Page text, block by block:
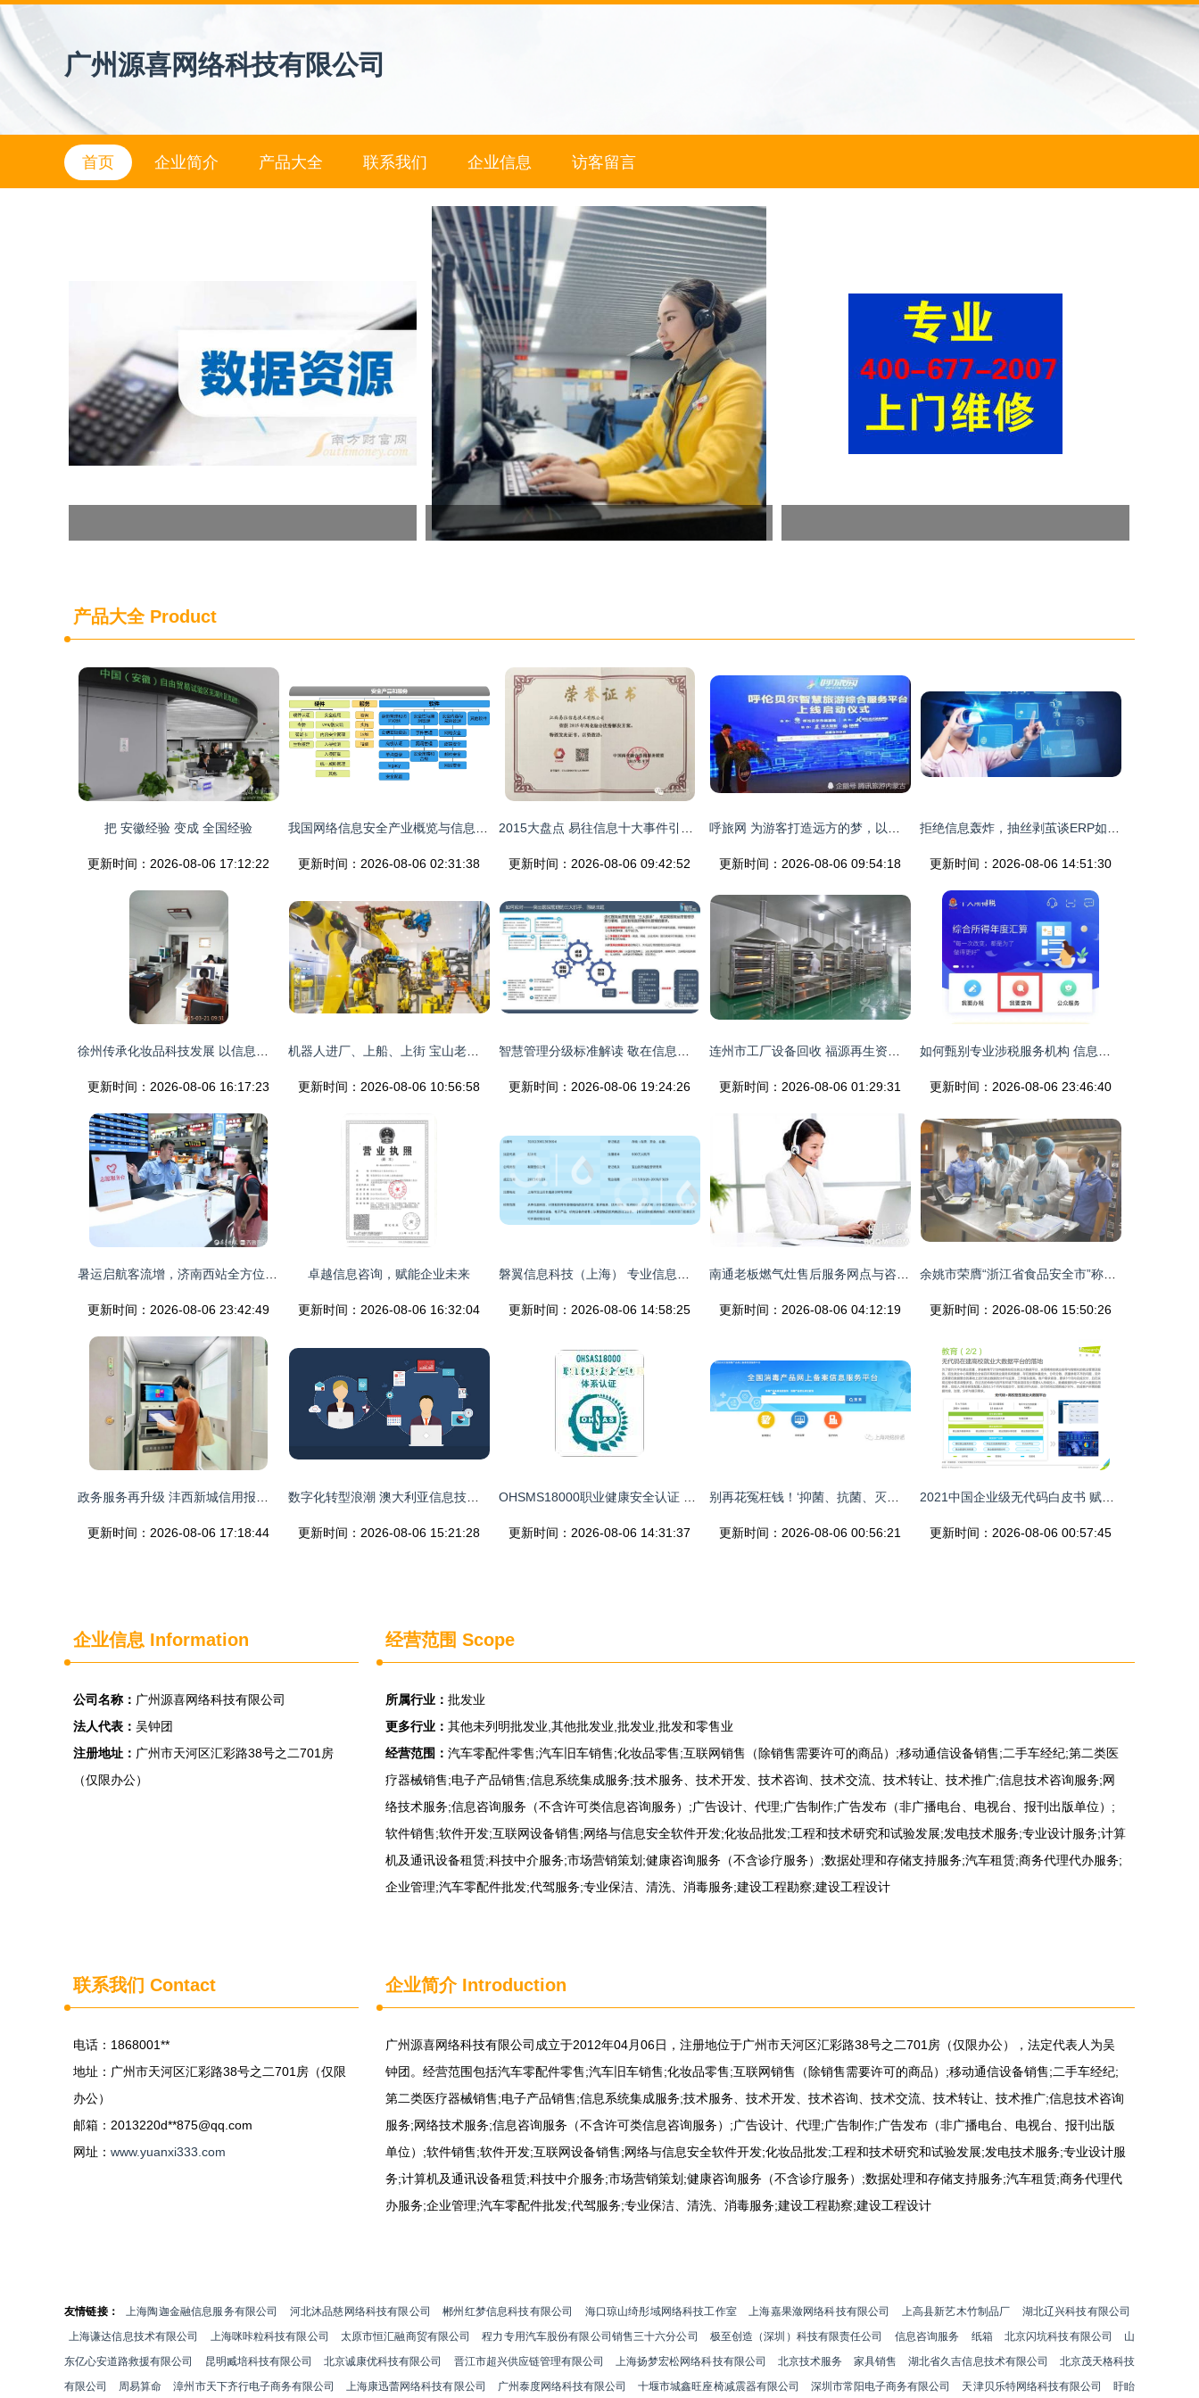
广州源喜网络科技有限公司
首页 企业简介 产品大全 联系我们 企业信息 访客留言
产品大全Product
把 安徽经验 变成 全国经验
更新时间：2026-08-06 17:12:22 更新时间：2026-08-06 02:31:38 更新时间：2026-08-06 09:42:52 更新时间：2026-08-06 09:54:18 更新时间：2026-08-06 14:51:30
更新时间：2026-08-06 16:17:23 更新时间：2026-08-06 10:56:58 更新时间：2026-08-06 19:24:26 更新时间：2026-08-06 01:29:31 更新时间：2026-08-06 23:46:40
更新时间：2026-08-06 23:42:49
卓越信息咨询，赋能企业未来
更新时间：2026-08-06 16:32:04 更新时间：2026-08-06 14:58:25 更新时间：2026-08-06 04:12:19 更新时间：2026-08-06 15:50:26
更新时间：2026-08-06 17:18:44 更新时间：2026-08-06 15:21:28 更新时间：2026-08-06 14:31:37 更新时间：2026-08-06 00:56:21 更新时间：2026-08-06 00:57:45
企业信息 Information
公司名称： 广州源喜网络科技有限公司
法人代表： 吴钟团
注册地址： 广州市天河区汇彩路38号之二701房
（仅限办公）
经营范围 Scope
所属行业： 批发业
更多行业： 其他未列明批发业,其他批发业,批发业,批发和零售业
经营范围： 汽车零配件零售;汽车旧车销售;化妆品零售;互联网销售（除销售需要许可的商品）;移动通信设备销售;二手车经纪;第二类医
疗器械销售;电子产品销售;信息系统集成服务;技术服务、技术开发、技术咨询、技术交流、技术转让、技术推广;信息技术咨询服务;网
络技术服务;信息咨询服务（不含许可类信息咨询服务）;广告设计、代理;广告制作;广告发布（非广播电台、电视台、报刊出版单位）;
软件销售;软件开发;互联网设备销售;网络与信息安全软件开发;化妆品批发;工程和技术研究和试验发展;发电技术服务;专业设计服务;计算
机及通讯设备租赁;科技中介服务;市场营销策划;健康咨询服务（不含诊疗服务）;数据处理和存储支持服务;汽车租赁;商务代理代办服务;
企业管理;汽车零配件批发;代驾服务;专业保洁、清洗、消毒服务;建设工程勘察;建设工程设计
联系我们 Contact
电话：1868001**
地址：广州市天河区汇彩路38号之二701房（仅限
办公）
邮箱：2013220d**875@qq.com
网址： www.yuanxi333.com
企业简介Introduction
广州源喜网络科技有限公司成立于2012年04月06日，注册地位于广州市天河区汇彩路38号之二701房（仅限办公），法定代表人为吴
钟团。经营范围包括汽车零配件零售;汽车旧车销售;化妆品零售;互联网销售（除销售需要许可的商品）;移动通信设备销售;二手车经纪;
第二类医疗器械销售;电子产品销售;信息系统集成服务;技术服务、技术开发、技术咨询、技术交流、技术转让、技术推广;信息技术咨询
服务;网络技术服务;信息咨询服务（不含许可类信息咨询服务）;广告设计、代理;广告制作;广告发布（非广播电台、电视台、报刊出版
单位）;软件销售;软件开发;互联网设备销售;网络与信息安全软件开发;化妆品批发;工程和技术研究和试验发展;发电技术服务;专业设计服
务;计算机及通讯设备租赁;科技中介服务;市场营销策划;健康咨询服务（不含诊疗服务）;数据处理和存储支持服务;汽车租赁;商务代理代
办服务;企业管理;汽车零配件批发;代驾服务;专业保洁、清洗、消毒服务;建设工程勘察;建设工程设计
友情链接： 上海陶迦金融信息服务有限公司 河北沐品慈网络科技有限公司 郴州红梦信息科技有限公司 海口琼山绮彤域网络科技工作室 上海嘉果潋网络科技有限公司 上高县新艺木竹制品厂
湖北辽兴科技有限公司
上海谦达信息技术有限公司
上海咪咔粒科技有限公司 太原市恒汇融商贸有限公司 程力专用汽车股份有限公司销售三十六分公司 极至创造（深圳）科技有限责任公司 信息咨询服务 纸箱 北京闪坑科技有限公司
山
东亿心安道路救援有限公司
昆明臧培科技有限公司 北京诚康优科技有限公司 晋江市超兴供应链管理有限公司 上海扬梦宏松网络科技有限公司 北京技术服务 家具销售 湖北省久吉信息技术有限公司
北京茂天格科技
有限公司
周易算命 漳州市天下齐行电子商务有限公司 上海康迅蕾网络科技有限公司 广州泰度网络科技有限公司 十堰市城鑫旺座椅减震器有限公司 深圳市常阳电子商务有限公司 天津贝乐特网络科技有限公司 盱眙